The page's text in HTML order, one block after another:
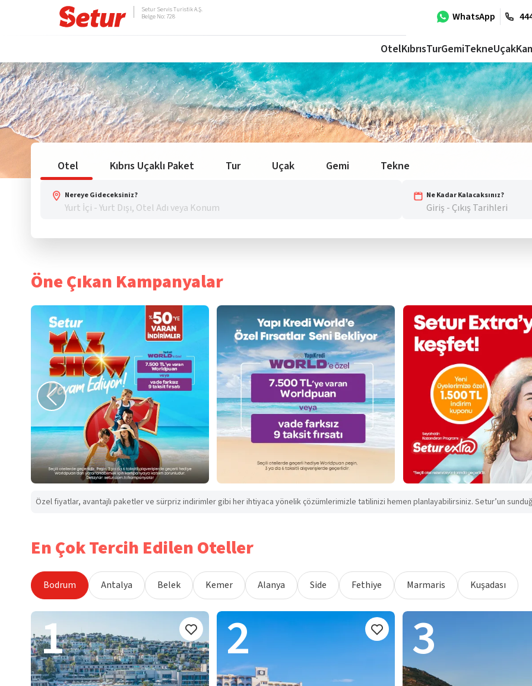
WhatsApp
Setur Servis Turistik A.Ş.
Belge No: 728
OtelKıbrısTurGemiTekneUçak
Otel Kıbrıs Uçaklı Paket Tur Uçak Gemi Tekne
Nereye Gideceksiniz? Ne Kadar Kalacaksınız?
Giriş - Çıkış Tarihleri
Öne Çıkan Kampanyalar
Özel fiyatlar, avantajlı paketler ve sürpriz indirimler gibi her ihtiyaca yönelik çözümlerimizle tatilinizi hemen planlayabilirsiniz. Setur’un
En Çok Tercih Edilen Oteller
Bodrum Antalya Belek Kemer Alanya Side Fethiye Marmaris Kuşadası
1 2 3